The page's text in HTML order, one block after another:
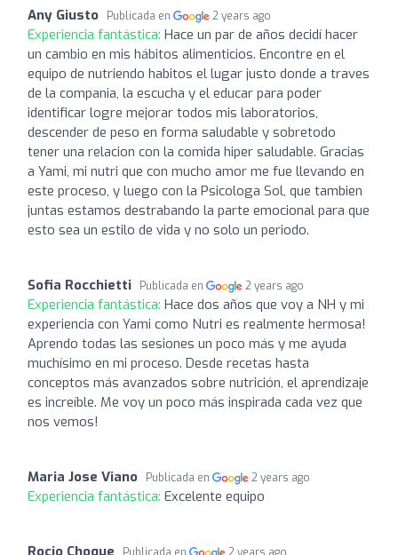
Any Giusto Publicada en 2 years ago
Experiencia fantástica: Hace un par de años decidí hacer
un cambio en mis hábitos alimenticios. Encontre en el
equipo de nutriendo habitos el lugar justo donde a traves
de la compania, la escucha y el educar para poder
identificar logre mejorar todos mis laboratorios,
descender de peso en forma saludable y sobretodo
tener una relacion con la comida hiper saludable. Gracias
a Yami, mi nutri que con mucho amor me fue llevando en
este proceso, y luego con la Psicologa Sol, que tambien
juntas estamos destrabando la parte emocional para que
esto sea un estilo de vida y no solo un periodo.
Sofia Rocchietti Publicada en 2 years ago
Experiencia fantástica: Hace dos años que voy a NH y mi
experiencia con Yami como Nutri es realmente hermosa!
Aprendo todas las sesiones un poco más y me ayuda
muchísimo en mi proceso. Desde recetas hasta
conceptos más avanzados sobre nutrición, el aprendizaje
es increíble. Me voy un poco más inspirada cada vez que
nos vemos!
Maria Jose Viano Publicada en 2 years ago
Experiencia fantástica: Excelente equipo